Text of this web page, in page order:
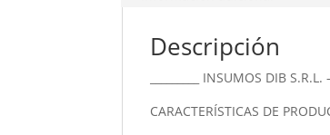
Descripción
_________ INSUMOS DIB
CARACTERÍSTICAS DE